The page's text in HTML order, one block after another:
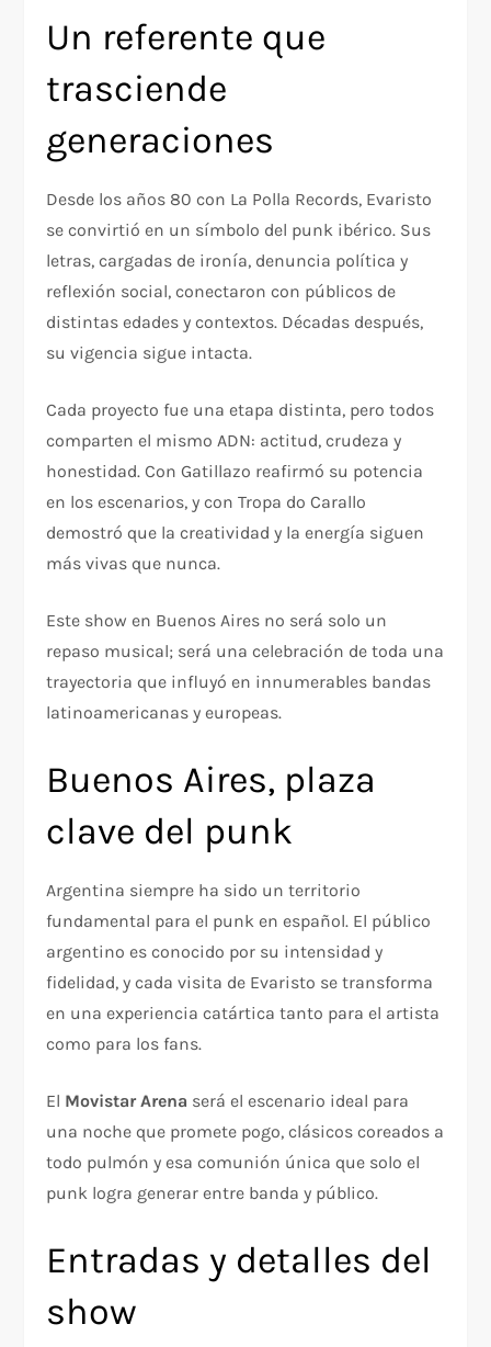
Un referente que
trasciende
generaciones
Desde los años 80 con La Polla Records, Evaristo
se convirtió en un símbolo del punk ibérico. Sus
letras, cargadas de ironía, denuncia política y
reflexión social, conectaron con públicos de
distintas edades y contextos. Décadas después,
su vigencia sigue intacta.
Cada proyecto fue una etapa distinta, pero todos
comparten el mismo ADN: actitud, crudeza y
honestidad. Con Gatillazo reafirmó su potencia
en los escenarios, y con Tropa do Carallo
demostró que la creatividad y la energía siguen
más vivas que nunca.
Este show en Buenos Aires no será solo un
repaso musical; será una celebración de toda una
trayectoria que influyó en innumerables bandas
latinoamericanas y europeas.
Buenos Aires, plaza
clave del punk
Argentina siempre ha sido un territorio
fundamental para el punk en español. El público
argentino es conocido por su intensidad y
fidelidad, y cada visita de Evaristo se transforma
en una experiencia catártica tanto para el artista
como para los fans.
El Movistar Arena será el escenario ideal para
una noche que promete pogo, clásicos coreados a
todo pulmón y esa comunión única que solo el
punk logra generar entre banda y público.
Entradas y detalles del
show